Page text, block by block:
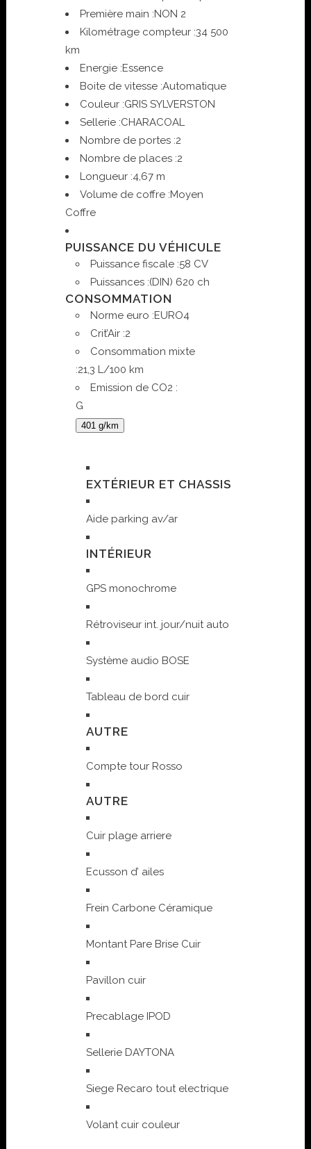
Première main :NON 2
Kilométrage compteur :34 500
km
Energie :Essence
Boite de vitesse :Automatique
Couleur :GRIS SYLVERSTON
Sellerie :CHARACOAL
Nombre de portes :2
Nombre de places :2
Longueur :4,67 m
Volume de coffre :Moyen
Coffre
PUISSANCE DU VÉHICULE
Puissance fiscale :58 CV
Puissances :(DIN) 620 ch
CONSOMMATION
Norme euro :EURO4
Crit’Air :2
Consommation mixte
:21,3 L/100 km
Emission de CO2 :
G
401 g/km
EXTÉRIEUR ET CHASSIS
Aide parking av/ar
INTÉRIEUR
GPS monochrome
Rétroviseur int. jour/nuit auto
Système audio BOSE
Tableau de bord cuir
AUTRE
Compte tour Rosso
AUTRE
Cuir plage arriere
Ecusson d’ ailes
Frein Carbone Céramique
Montant Pare Brise Cuir
Pavillon cuir
Precablage IPOD
Sellerie DAYTONA
Siege Recaro tout electrique
Volant cuir couleur